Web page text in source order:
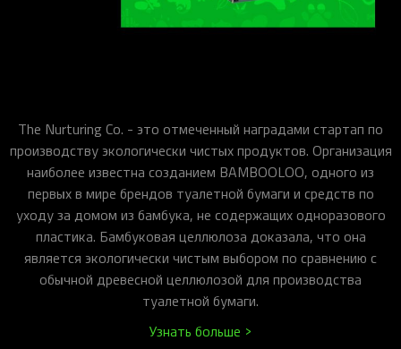
The Nurturing Co. - это отмеченный наградами стартап по
производству экологически чистых продуктов. Организация
наиболее известна созданием BAMBOOLOO, одного из
первых в мире брендов туалетной бумаги и средств по
уходу за домом из бамбука, не содержащих одноразового
пластика. Бамбуковая целлюлоза доказала, что она
является экологически чистым выбором по сравнению с
обычной древесной целлюлозой для производства
туалетной бумаги.
Узнать больше >